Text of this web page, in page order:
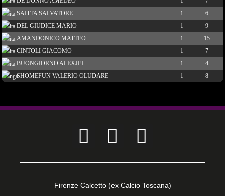
SAITTA SALVATORE
1
6
DEL GIUDICE MARIO
1
9
AMANDONICO MATTEO
1
15
CINTOLI GIACOMO
1
7
BUONGIORNO ALEXJEI
1
4
SHOMEFUN VALERIO OLUDARE
1 8
Firenze Calcetto (ex Calcio Toscana)